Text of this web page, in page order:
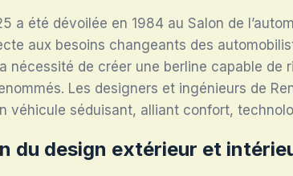
a été dévoilée en 1984 au Salon de
aux besoins changeants des
nécessité de créer une berline capable de
Les designers et ingénieurs de
véhicule séduisant, alliant confort,
du design extérieur et